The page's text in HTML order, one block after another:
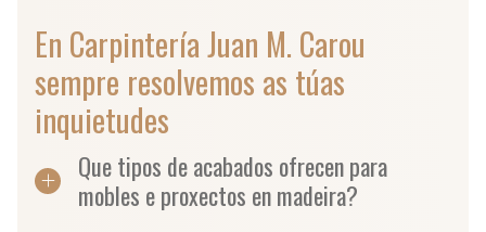
En Carpintería Juan M. Carou
sempre resolvemos as túas
inquietudes
Que tipos de acabados ofrecen para
mobles e proxectos en madeira?